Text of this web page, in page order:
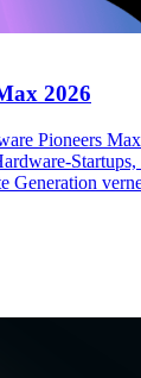
2026
Pioneers
Startups,
Generation